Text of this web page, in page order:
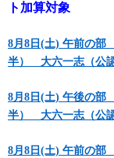
ト加算対象
8月8日(土) 午前の
半） 大六一志（公認
8月8日(土) 午後の
半） 大六一志（公認
8月8日(土) 午前の部